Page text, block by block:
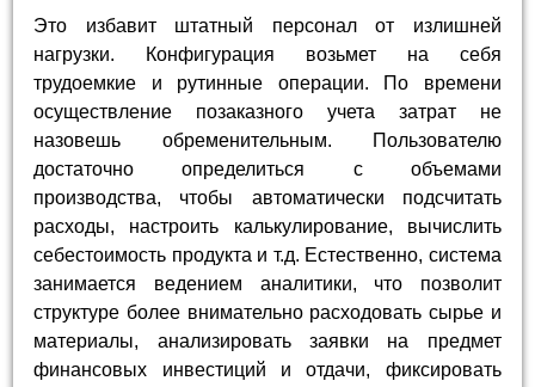
Это избавит штатный персонал от излишней
нагрузки. Конфигурация возьмет на себя
трудоемкие и рутинные операции. По времени
осуществление позаказного учета затрат не
назовешь обременительным. Пользователю
достаточно определиться с объемами
производства, чтобы автоматически подсчитать
расходы, настроить калькулирование, вычислить
себестоимость продукта и т.д. Естественно, система
занимается ведением аналитики, что позволит
структуре более внимательно расходовать сырье и
материалы, анализировать заявки на предмет
финансовых инвестиций и отдачи, фиксировать